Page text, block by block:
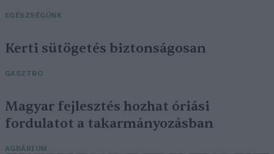
EGÉSZSÉGÜNK
Kerti sütögetés biztonságosan
GASZTRO
Magyar fejlesztés hozhat óriási
fordulatot a takarmányozásban
AGRÁRIUM